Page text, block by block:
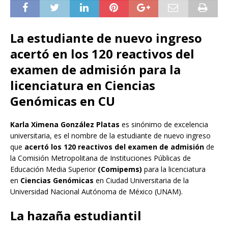
La estudiante de nuevo ingreso
acertó en los 120 reactivos del
examen de admisión para la
licenciatura en Ciencias
Genómicas en CU
Karla Ximena González Platas es sinónimo de excelencia
universitaria, es el nombre de la estudiante de nuevo ingreso
que acertó los 120 reactivos del examen de admisión de
la Comisión Metropolitana de Instituciones Públicas de
Educación Media Superior (Comipems) para la licenciatura
en Ciencias Genómicas en Ciudad Universitaria de la
Universidad Nacional Autónoma de México (UNAM).
La hazaña estudiantil